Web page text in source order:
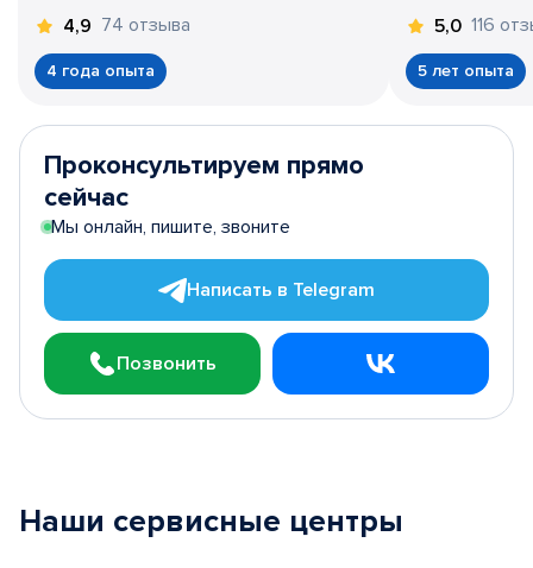
4,9 74 отзыва
4 года опыта
5,0 116
5 лет опыта
Проконсультируем прямо
сейчас
Мы онлайн, пишите, звоните
Написать в Telegram
Позвонить
Наши сервисные центры